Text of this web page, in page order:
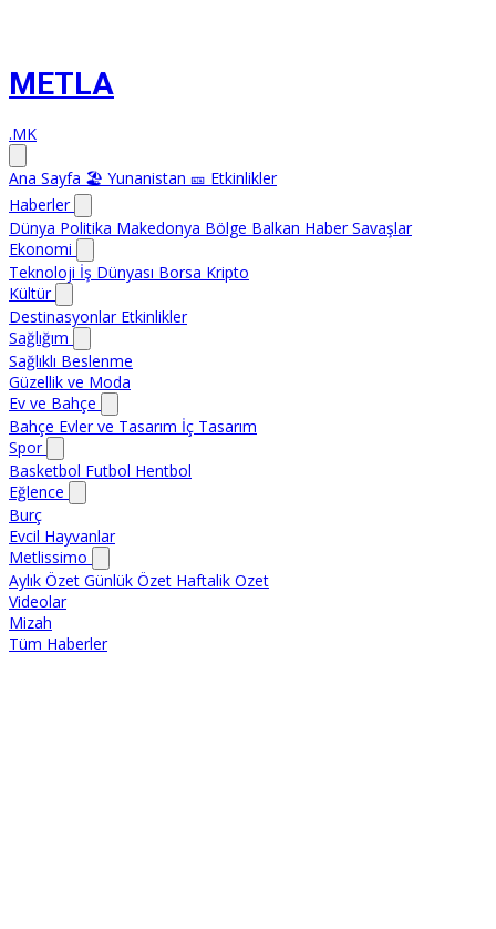
METLA
.MK
Ana Sayfa 🏖️ Yunanistan 🎫 Etkinlikler
Haberler
Dünya Politika Makedonya Bölge Balkan HaberSavaşlar
Ekonomi
Teknoloji İş Dünyası Borsa Kripto
Kültür
Destinasyonlar Etkinlikler
Sağlığım
Sağlıklı Beslenme
Güzellik ve Moda
Ev ve Bahçe
Bahçe Evler ve Tasarım İç Tasarım
Spor
Basketbol Futbol Hentbol
Eğlence
Burç
Evcil Hayvanlar
Metlissimo
Aylık Özet Günlük Özet Haftalik Ozet
Videolar
Mizah
Tüm Haberler